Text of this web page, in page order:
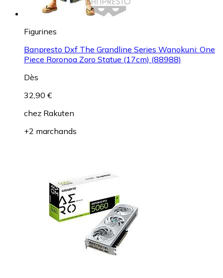
Figurines
Banpresto Dxf The Grandline Series Wanokuni: One
Piece Roronoa Zoro Statue (17cm) (88988)
Dès
32,90 €
chez Rakuten
+2 marchands